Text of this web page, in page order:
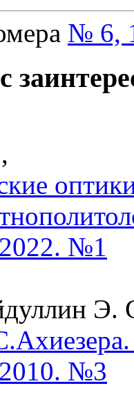
№ 6,
№1
Э.
2010. №3